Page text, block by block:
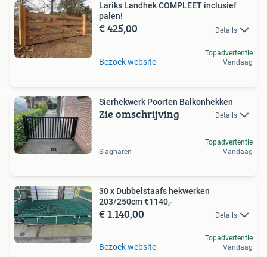
Lariks Landhek COMPLEET inclusief
palen!
€ 425,00 Details
Bezoek website
Topadvertentie
Vandaag
Sierhekwerk Poorten Balkonhekken
Zie omschrijving Details
Slagharen
Topadvertentie
Vandaag
30 x Dubbelstaafs hekwerken
203/250cm €1140,-
€ 1.140,00 Details
Bezoek website
Topadvertentie
Vandaag